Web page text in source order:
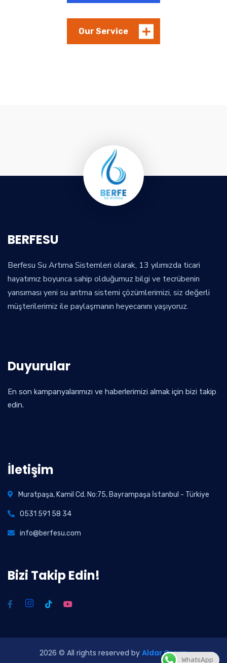
Our Service
BERFESU
Berfesu Su Artıma Sistemleri olarak, 13 yılımızda ticari
hayatımız boyunca sahip olduğumuz bilgi ve tecrübenin
yansıması yeni su arıtma sistemi çözümlerimizi, siz değerli
müşterilerimiz ile paylaşmanın heyecanını yaşıyoruz.
Duyurular
En son kampanyalarımızı ve haberlerimizi almak için bizi takip
edin.
İletişim
Muratpaşa, Kamil Cd. No:75, Bayrampaşa İstanbul - Türkiye
0531 591 58 34
info@berfesu.com
Bizi Takip Edin!
2026 © All rights reserved by Aldar Group
WhatsApp